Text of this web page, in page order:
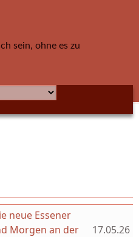
sein, ohne es zu
Reiter)
neue Essener
Morgen an der
17.05.26